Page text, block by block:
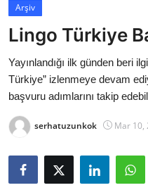
Cumhurbaşkanlığı
Siyasi Partiler
Mülki İdare
Toplum ve Yaşam
Arşiv
Lingo Türkiye
Yayınlandığı ilk günden beri
Türkiye” izlenmeye devam
başvuru adımlarını takip
serhatuzunkok Mar 10,